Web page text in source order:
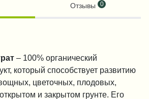
Отзывы 0
– 100% органический
который способствует развитию
цветочных, плодовых,
и закрытом грунте. Его